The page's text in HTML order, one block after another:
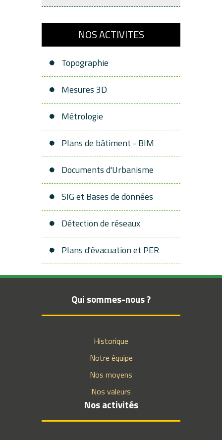
NOS ACTIVITES
Topographie
Mesures 3D
Métrologie
Plans de bâtiment - BIM
Documents d'Urbanisme
SIG et Bases de données
Détection de réseaux
Plans d'évacuation et PER
Qui sommes-nous ?
Historique
Notre équipe
Nos moyens
Nos valeurs
Nos activités